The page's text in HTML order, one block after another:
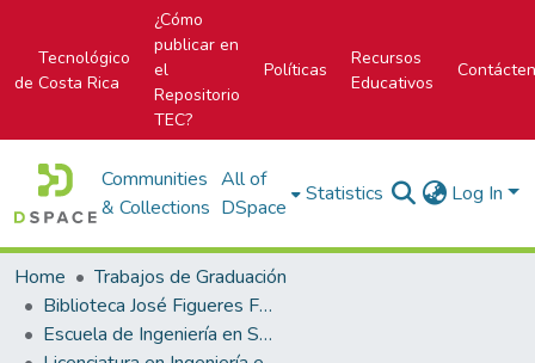
Tecnológico
de Costa Rica
¿Cómo
publicar en
el
Repositorio
TEC?
Políticas
Recursos
Educativos
Communities
& Collections
All of
DSpace
Statistics Log In
Home
Trabajos de Graduación
Biblioteca José Figueres Ferrer
Escuela de Ingeniería en Seguridad Laboral e Higiene Ambiental